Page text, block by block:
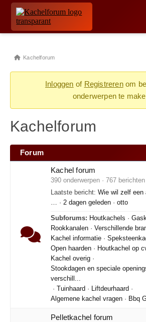
Kachelforum
Inloggen of Registrerenom
onderwerpen te
Kachelforum
Forum
Kachel forum
390 onderwerpen · 767 berichten
Laatste bericht: Wie wil zelf een
… · 2 dagen geleden · otto
Subforums: Houtkachels ·
Rookkanalen · Verschillende
Kachel informatie ·
Open haarden · Houtkachel op
Kachel overig ·
Stookdagen en speciale
verschill...
·
Tuinhaard · Liftdeurhaard ·
Algemene kachel vragen · Bbq
Pelletkachel forum